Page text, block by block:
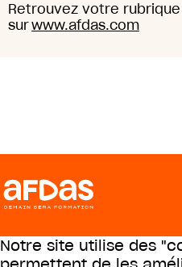
Retrouvez votre
surwww.afdas.com
Notre site utilise des